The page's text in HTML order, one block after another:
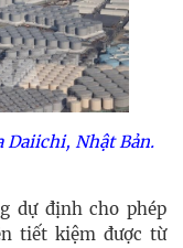
Daiichi, Nhật Bản.
dự định cho phép
tiết kiệm được từ